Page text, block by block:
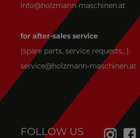
info@holzmann-maschinen.at
for after-sales service
(spare parts, service requests,..):
service@holzmann-maschinen.at
FOLLOW US